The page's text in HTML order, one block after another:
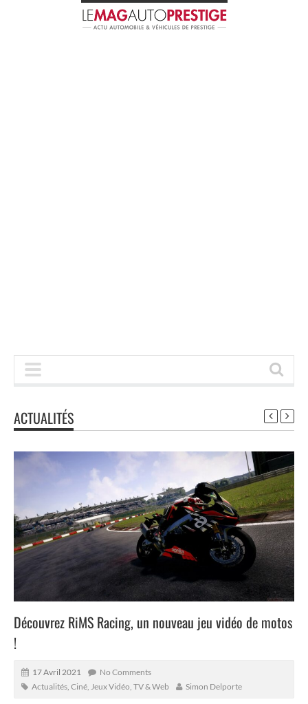
ACTUALITÉS
Découvrez RiMS Racing, un nouveau jeu vidéo de motos
!
17 Avril 2021
No Comments
Actualités Ciné, Jeux Vidéo, TV & Web Simon Delporte